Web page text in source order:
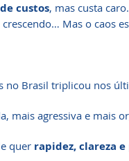
custos, mas custa caro.
Mas o caos
no Brasil triplicou nos
mais agressiva e mais
quer rapidez, clareza e